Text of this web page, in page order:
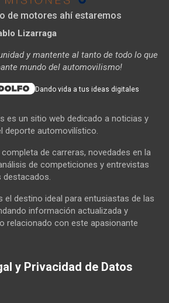
de motores ahí estaremos
Lizarraga
y mantente al tanto de todo lo que
mundo del automovilismo!
Dando vida a tus ideas digitales
es un sitio web dedicado a noticias y
deporte automovilístico.
de carreras, novedades en la
de competiciones y entrevistas
destacados.
el destino ideal para entusiastas de las
información actualizada y
relacionado con este apasionante
y Privacidad de Datos